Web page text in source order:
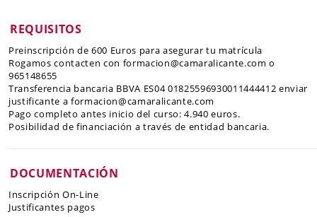
REQUISITOS
Preinscripción de 600 Euros para asegurar tu matrícula
Rogamos contacten con formacion@camaralicante.com o
965148655
Transferencia bancaria BBVA ES04 01825596930011444412 enviar
justificante a formacion@camaralicante.com
Pago completo antes inicio del curso: 4.940 euros.
Posibilidad de financiación a través de entidad bancaria.
DOCUMENTACIÓN
Inscripción On-Line
Justificantes pagos